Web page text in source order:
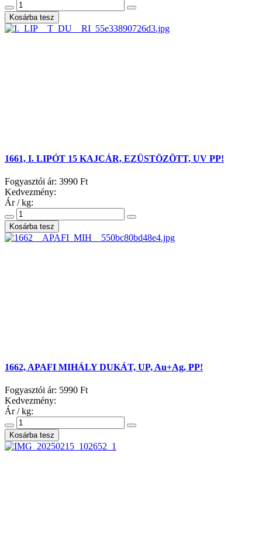
1661, I. LIPÓT 15 KAJCÁR, EZÜSTÖZÖTT, UV PP!
Fogyasztói ár: 3990 Ft
Kedvezmény:
Ár / kg:
1662, APAFI MIHÁLY DUKÁT, UP, Au+Ag, PP!
Fogyasztói ár: 5990 Ft
Kedvezmény:
Ár / kg: